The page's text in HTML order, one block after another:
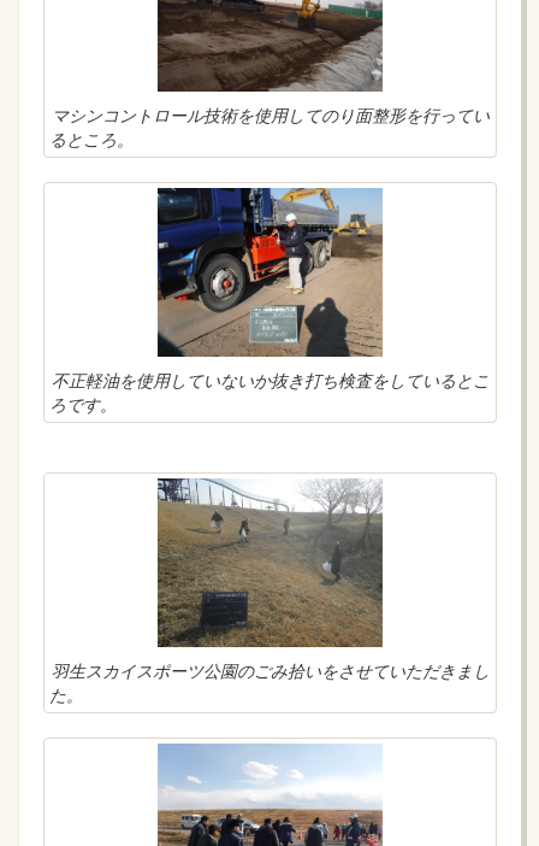
マシンコントロール技術を使用してのり面整形を行ってい
るところ。
不正軽油を使用していないか抜き打ち検査をしているとこ
ろです。
羽生スカイスポーツ公園のごみ拾いをさせていただきまし
た。